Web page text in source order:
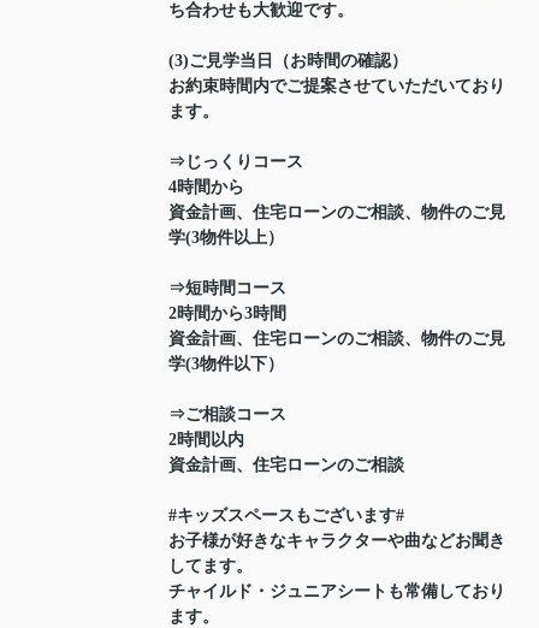
ち合わせも大歓迎です。
(3)ご見学当日（お時間の確認）
お約束時間内でご提案させていただいており
ます。
⇒じっくりコース
4時間から
資金計画、住宅ローンのご相談、物件のご見
学(3物件以上）
⇒短時間コース
2時間から3時間
資金計画、住宅ローンのご相談、物件のご見
学(3物件以下）
⇒ご相談コース
2時間以内
資金計画、住宅ローンのご相談
#キッズスペースもございます#
お子様が好きなキャラクターや曲などお聞き
してます。
チャイルド・ジュニアシートも常備しており
ます。